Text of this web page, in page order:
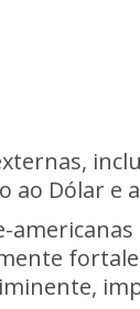
ao Dólar